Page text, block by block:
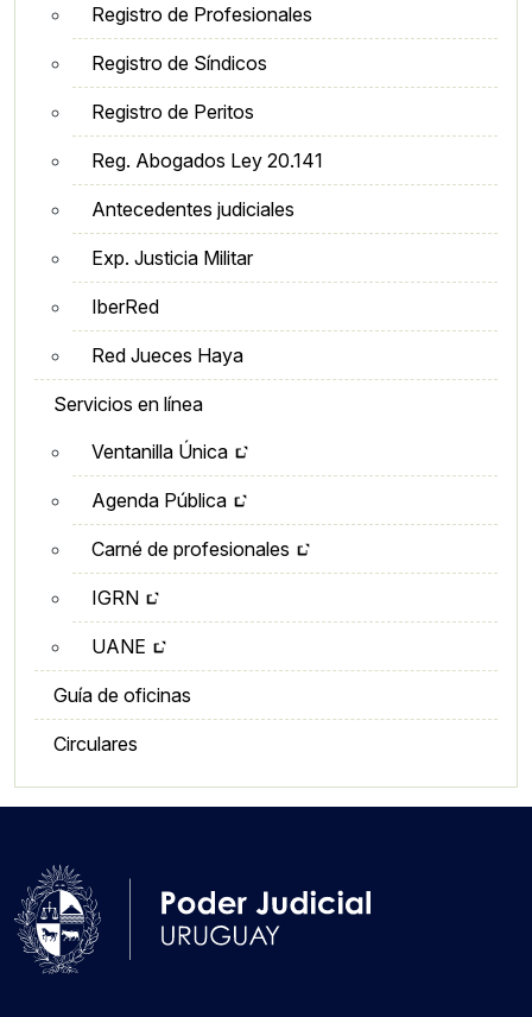
Registro de Profesionales
Registro de Síndicos
Registro de Peritos
Reg. Abogados Ley 20.141
Antecedentes judiciales
Exp. Justicia Militar
IberRed
Red Jueces Haya
Servicios en línea
Ventanilla Única
Agenda Pública
Carné de profesionales
IGRN
UANE
Guía de oficinas
Circulares